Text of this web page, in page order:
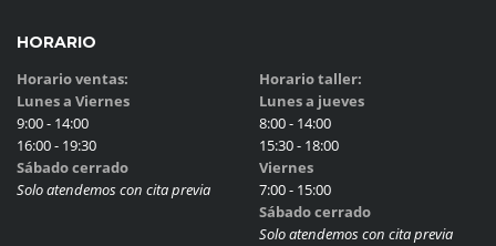
HORARIO
Horario ventas:
Lunes a Viernes
9:00 - 14:00
16:00 - 19:30
Sábado cerrado
Solo atendemos con cita previa
Horario taller:
Lunes a jueves
8:00 - 14:00
15:30 - 18:00
Viernes
7:00 - 15:00
Sábado cerrado
Solo atendemos con cita previa